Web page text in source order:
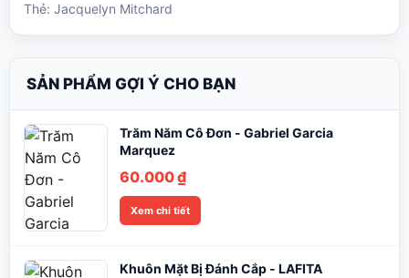
Thẻ: Jacquelyn Mitchard
SẢN PHẨM GỢI Ý CHO BẠN
Trăm Năm Cô Đơn - Gabriel Garcia
Marquez
60.000₫
Xem chi tiết
Khuôn Mặt Bị Đánh Cắp - LAFITA